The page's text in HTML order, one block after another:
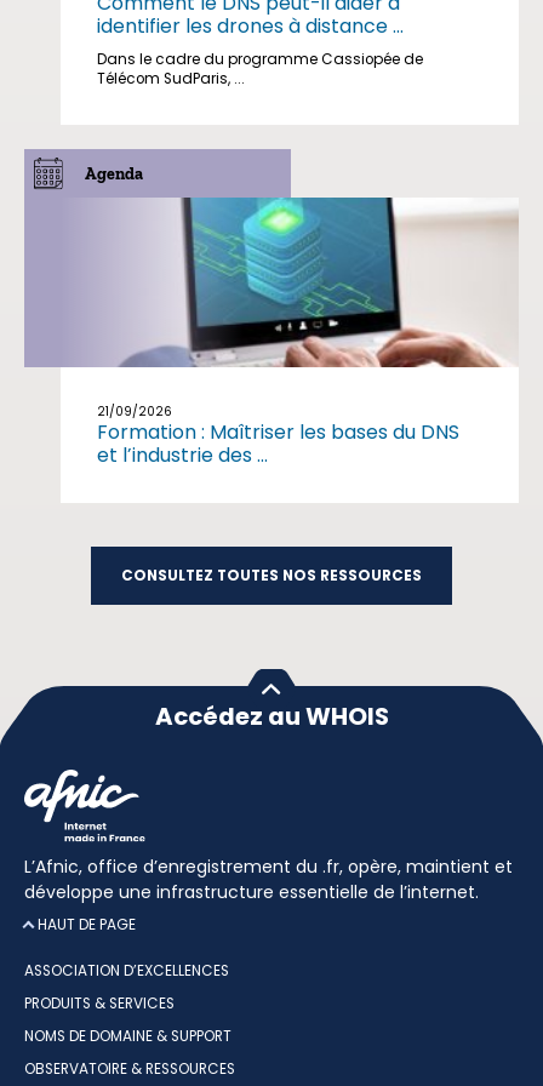
identifier les drones à distance ...
Dans le cadre du programme Cassiopée de
Télécom SudParis, ...
Agenda
21/09/2026
Formation : Maîtriser les bases du DNS
et l’industrie des ...
CONSULTEZ TOUTES NOS RESSOURCES
Accédez au WHOIS
L’Afnic, office d’enregistrement du .fr, opère, maintient et
développe une infrastructure essentielle de l’internet.
HAUT DE PAGE
ASSOCIATION D’EXCELLENCES
PRODUITS & SERVICES
NOMS DE DOMAINE & SUPPORT
OBSERVATOIRE & RESSOURCES